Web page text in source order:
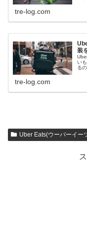
tre-log.com
装
い
る
tre-log.com
Uber Eats(ウーバーイー